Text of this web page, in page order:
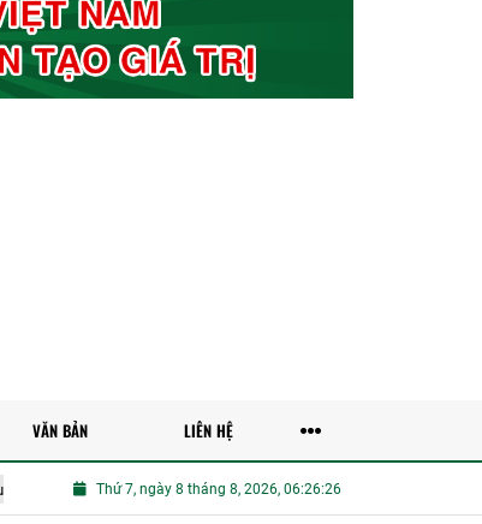
Đề xuất tăng cường ứng dụng công nghệ số, trí tuệ nhân
Thứ 7, ngày 8 tháng 8, 2026, 06:26:27
VĂN BẢN LIÊN HỆ